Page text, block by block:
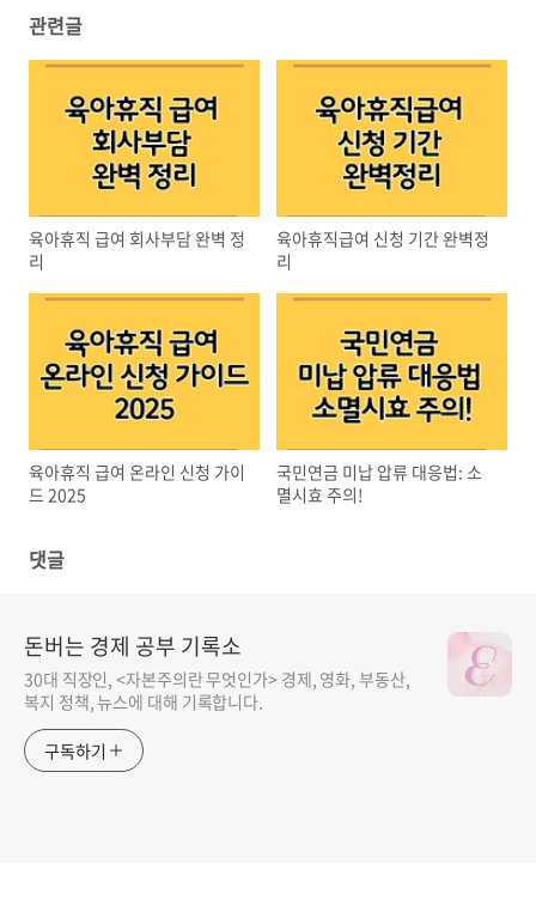
관련글
육아휴직 급여 회사부담 완벽 정
리
육아휴직급여 신청 기간 완벽정
리
육아휴직 급여 온라인 신청 가이
드 2025
국민연금 미납 압류 대응법: 소
멸시효 주의!
댓글
돈버는 경제 공부 기록소
30대 직장인, <자본주의란 무엇인가> 경제, 영화, 부동산,
복지 정책, 뉴스에 대해 기록합니다.
구독하기